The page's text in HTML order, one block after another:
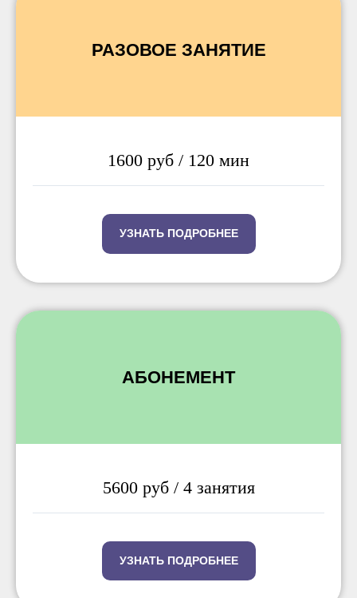
РАЗОВОЕ ЗАНЯТИЕ
1600 руб / 120 мин
УЗНАТЬ ПОДРОБНЕЕ
АБОНЕМЕНТ
5600 руб / 4 занятия
УЗНАТЬ ПОДРОБНЕЕ